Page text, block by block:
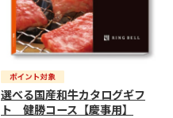
選べる国産和牛カタログギフ
ト 健勝コース【慶事用】